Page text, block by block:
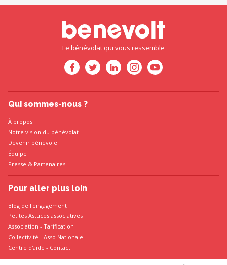
Le bénévolat qui vous ressemble
Qui sommes-nous ?
À propos
Notre vision du bénévolat
Devenir bénévole
Équipe
Presse & Partenaires
Pour aller plus loin
Blog de l'engagement
Petites Astuces associatives
Association - Tarification
Collectivité - Asso Nationale
Centre d'aide - Contact